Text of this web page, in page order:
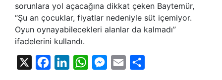
sorunlara yol açacağına dikkat çeken Baytemür,
“Şu an çocuklar, fiyatlar nedeniyle süt içemiyor.
Oyun oynayabilecekleri alanlar da kalmadı”
ifadelerini kullandı.
FacebookLinkedInWhatsAppMessenger
Email